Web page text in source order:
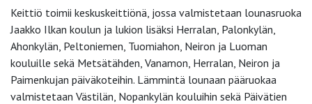
Keittiö toimii keskuskeittiönä, jossa valmistetaan lounasruoka
Jaakko Ilkan koulun ja lukion lisäksi Herralan, Palonkylän,
Ahonkylän, Peltoniemen, Tuomiahon, Neiron ja Luoman
kouluille sekä Metsätähden, Vanamon, Herralan, Neiron ja
Paimenkujan päiväkoteihin. Lämmintä lounaan pääruokaa
valmistetaan Västilän, Nopankylän kouluihin sekä Päivätien